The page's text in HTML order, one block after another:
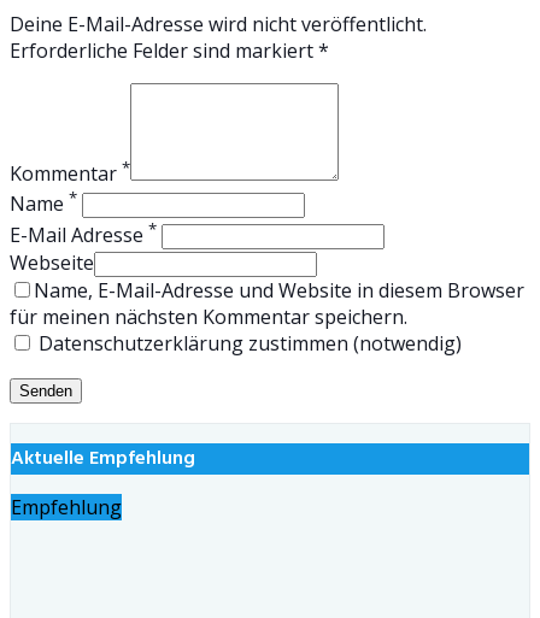
Deine E-Mail-Adresse wird nicht veröffentlicht.
Erforderliche Felder sind markiert *
Kommentar *
Name *
E-Mail Adresse *
Webseite
Name, E-Mail-Adresse und Website in diesem Browser
für meinen nächsten Kommentar speichern.
Datenschutzerklärung zustimmen (notwendig)
Aktuelle Empfehlung
Empfehlung